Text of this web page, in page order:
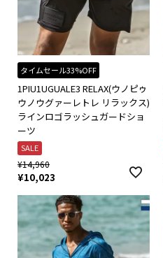
タイムセール33%OFF
1PIU1UGUALE3 RELAX(ウノピゥ
ウノウグァーレトレ リラックス)
ラインロゴラッシュガードショ
ーツ
SALE
¥14,960
¥10,023